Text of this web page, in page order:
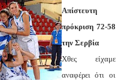
Απίστευτη
πρόκριση 72-58
την Σερβία
Χθες είχαμε
αναφέρει ότι οι